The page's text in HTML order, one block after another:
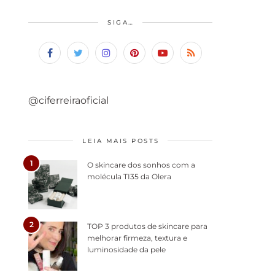
SIGA…
@ciferreiraoficial
LEIA MAIS POSTS
1
O skincare dos sonhos com a
molécula TI35 da Olera
2
TOP 3 produtos de skincare para
melhorar firmeza, textura e
luminosidade da pele